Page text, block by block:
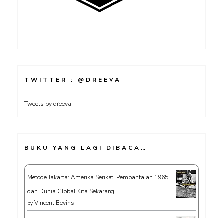
TWITTER : @DREEVA
Tweets by dreeva
BUKU YANG LAGI DIBACA…
Metode Jakarta: Amerika Serikat, Pembantaian 1965,
dan Dunia Global Kita Sekarang
by Vincent Bevins